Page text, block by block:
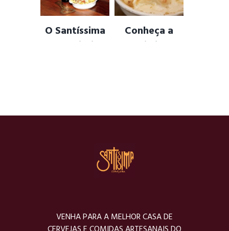
AMIZADES,BEBER
CERVEJA,CERVEJA
DRINKS,FISH
O Santíssima
Cervejaria
Conheça a
especialidade
VENHA PARA A MELHOR CASA DE